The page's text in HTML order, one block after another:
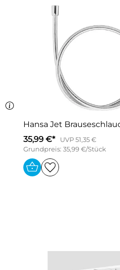
Hansa Jet
35,99 €*
UVP 51,35 €
Grundpreis: 35,99 €/Stück